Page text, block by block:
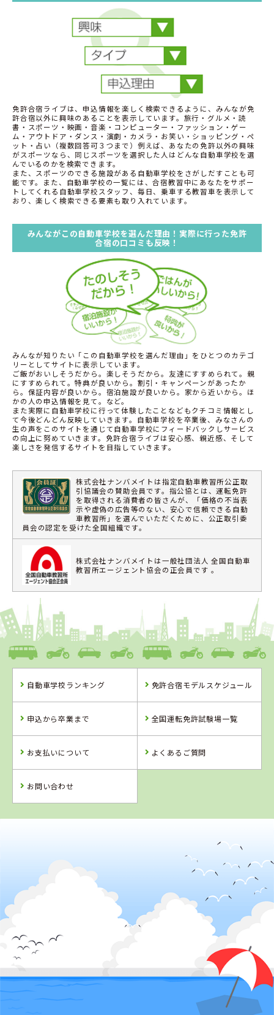
免許合宿ライブは、申込情報を楽しく検索できるように、みんなが免
許合宿以外に興味のあることを表示しています。旅行・グルメ・読
書・スポーツ・映画・音楽・コンピューター・ファッション・ゲー
ム・アウトドア・ダンス・演劇・カメラ・お笑い・ショッピング・ペ
ット・占い（複数回答可３つまで）例えば、あなたの免許以外の興味
がスポーツなら、同じスポーツを選択した人はどんな自動車学校を選
んでいるのかを検索できます。
また、スポーツのできる施設がある自動車学校をさがしだすことも可
能です。また、自動車学校の一覧には、合宿教習中にあなたをサポー
トしてくれる自動車学校スタッフ、毎日、乗車する教習車を表示して
おり、楽しく検索できる要素も取り入れています。
みんながこの自動車学校を選んだ理由！実際に行った免許
合宿の口コミも反映！
みんなが知りたい「この自動車学校を選んだ理由」をひとつのカテゴ
リーとしてサイトに表示しています。
ご飯がおいしそうだから。楽しそうだから。友達にすすめられて。親
にすすめられて。特典が良いから。割引・キャンペーンがあったか
ら。保証内容が良いから。宿泊施設が良いから。家から近いから。ほ
かの人の申込情報を見て。など。
また実際に自動車学校に行って体験したことなどもクチコミ情報とし
て今後どんどん反映していきます。自動車学校を卒業後、みなさんの
生の声をこのサイトを通じて自動車学校にフィードバックしサービス
の向上に努めていきます。免許合宿ライブは安心感、親近感、そして
楽しさを発信するサイトを目指していきます。
株式会社ナンバメイトは指定自動車教習所公正取
引協議会の賛助会員です。指公協とは、運転免許
を取得される消費者の皆さんが、「価格の不当表
示や虚偽の広告等のない、安心で信頼できる自動
車教習所」を選んでいただくために、公正取引委
員会の認定を受けた全国組織です。
株式会社ナンバメイトは一般社団法人 全国自動車
教習所エージェント協会の正会員です 。
自動車学校ランキング 免許合宿モデルスケジュール
申込から卒業まで 全国運転免許試験場一覧
お支払いについて よくあるご質問
お問い合わせ